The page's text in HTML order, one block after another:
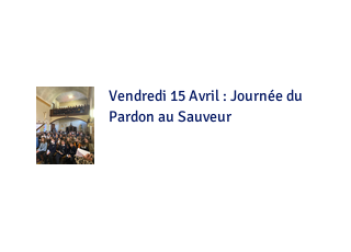
Vendredi 15 Avril : Journée du
Pardon au Sauveur